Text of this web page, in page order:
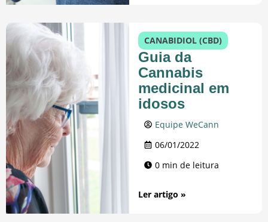
CANABIDIOL (CBD)
Guia da
Cannabis
medicinal em
idosos
Equipe WeCann
06/01/2022
0 min de leitura
Ler artigo »